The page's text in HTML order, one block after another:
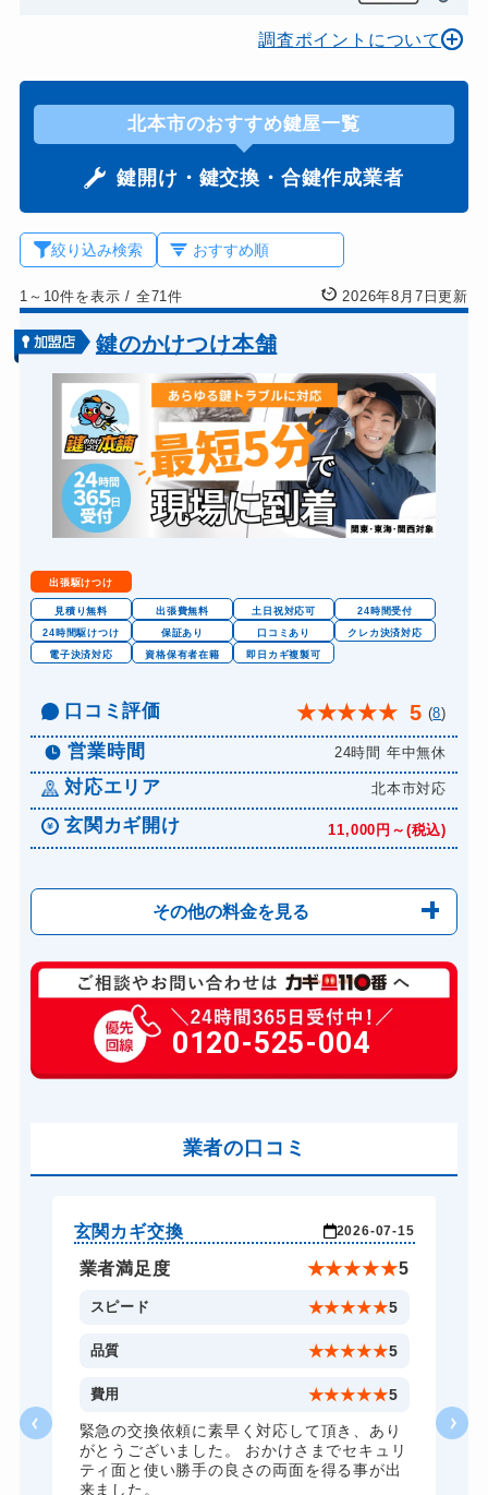
調査ポイントについて
北本市のおすすめ鍵屋一覧
鍵開け・鍵交換・合鍵作成業者
絞り込み検索
1～10件を表示/ 全71件 2026年8月7日更新
鍵のかけつけ本舗
出張駆けつけ
見積り無料 出張費無料 土日祝対応可
24時間受付
24時間駆けつけ
保証あり 口コミあり
クレカ決済対応
電子決済対応
資格保有者在籍 即日カギ複製可
口コミ評価 ★★★★★ 5 (8)
営業時間 24時間 年中無休
対応エリア 北本市対応
玄関カギ開け 11,000円～(税込)
その他の料金を見る
玄関カギ修理 6,600円～(税込)
玄関カギ作成 14,300円～(税込)
玄関カギ交換 14,300円～(税込)
バイクカギ開け
スーツケースカギ開け 8,800円～(税込)
スーツケースカギ作成 8,800円～(税込)
金庫カギ開け 14,300円～(税込)
金庫カギ修理 11,000円～(税込)
8,800円～(税込)
ドアノブカギ開け 10,780円～(税込)
0120-525-004
業者の口コミ
玄関カギ交換 2026-07-15
業者満足度 ★★★★★5
スピード ★★★★★5
品質 ★★★★★5
費用 ★★★★★5
緊急の交換依頼に素早く対応して頂き、あり
がとうございました。 おかけさまでセキュリ
ティ面と使い勝手の良さの両面を得る事が出
来ました。